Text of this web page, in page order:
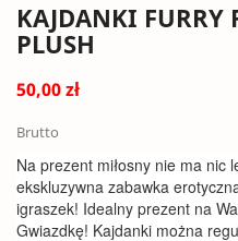
KAJDANKI FURRY
PLUSH
50,00 zł
Brutto
Na prezent miłosny nie ma nic
ekskluzywna zabawka
igraszek! Idealny prezent na
Gwiazdkę! Kajdanki można